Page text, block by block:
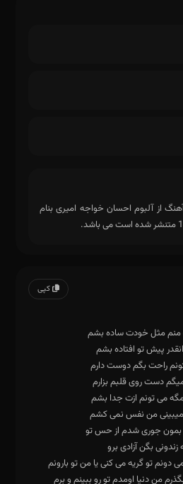
از آلبوم احسان خواجه امیری بنام
کپی